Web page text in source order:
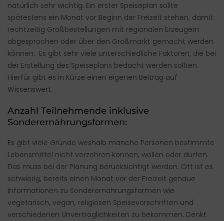
natürlich sehr wichtig. Ein erster Speiseplan sollte
spätestens ein Monat vor Beginn der Freizeit stehen, damit
rechtzeitig Großbestellungen mit regionalen Erzeugern
abgesprochen oder über den Großmarkt gemacht werden
können. Es gibt sehr viele unterschiedliche Faktoren, die bei
der Erstellung des Speiseplans bedacht werden sollten.
Hierfür gibt es in Kürze einen eigenen Beitrag auf
Wissenswert.
Anzahl Teilnehmende inklusive
Sonderernährungsformen:
Es gibt viele Gründe weshalb manche Personen bestimmte
Lebensmittel nicht verzehren können, wollen oder dürfen.
Das muss bei der Planung berücksichtigt werden. Oft ist es
schwierig, bereits einen Monat vor der Freizeit genaue
Informationen zu Sonderernährungsformen wie
vegetarisch, vegan, religiösen Speisevorschriften und
verschiedenen Unverträglichkeiten zu bekommen. Denkt